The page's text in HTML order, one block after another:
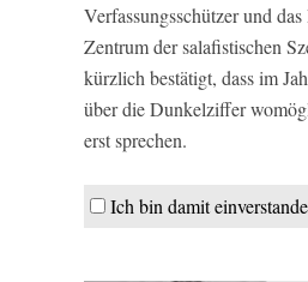
Verfassungsschützer und
Zentrum der salafistischen
kürzlich bestätigt, dass im
über die Dunkelziffer
erst sprechen.
Ich bin damit